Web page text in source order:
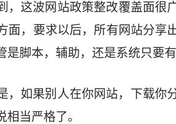
，这波网站政策整改覆盖面很
面，要求以后，所有网站分享
脚本，辅助，还是系统只要
，如果别人在你网站，下载你
当严格了。